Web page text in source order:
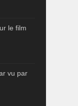
le film
vu par